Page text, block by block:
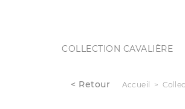
COLLECTION CAVALIÈRE
< Retour Accueil